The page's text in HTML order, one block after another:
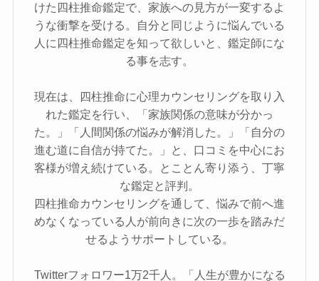
けた四柱推命鑑定で、家族への見方が一変するよ
うな衝撃を受ける。自分と同じように悩んでいる
人に四柱推命鑑定を知って欲しいと、鑑定師にな
る事を志す。
現在は、四柱推命に心理カウンセリングを取り入
れた鑑定を行い、「家族関係の意味が分かっ
た。」「人間関係の悩みが解消した。」「自分の
進む道に自信が持てた。」と、口コミを中心にお
客様が増え続けている。とことん寄り添う、丁寧
な鑑定と評判。
四柱推命カウンセリングを通して、悩みで前へ進
めなくなっている人が前向きに次の一歩を踏みだ
せるようサポートしている。
Twitterフォロワー1万2千人。「人生が豊かになる